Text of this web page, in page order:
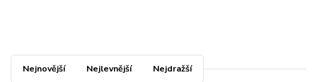
Nejnovější Nejlevnější Nejdražší